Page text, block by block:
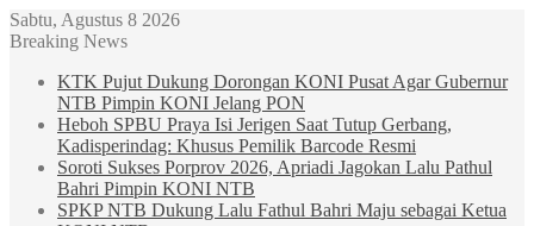
Sabtu, Agustus 8 2026
Breaking News
KTK Pujut Dukung Dorongan KONI Pusat Agar Gubernur
NTB Pimpin KONI Jelang PON
Heboh SPBU Praya Isi Jerigen Saat Tutup Gerbang,
Kadisperindag: Khusus Pemilik Barcode Resmi
Soroti Sukses Porprov 2026, Apriadi Jagokan Lalu Pathul
Bahri Pimpin KONI NTB
SPKP NTB Dukung Lalu Fathul Bahri Maju sebagai Ketua